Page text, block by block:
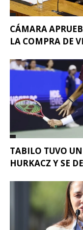
CÁMARA
LA COMPRA DE
TABILO TUVO
HURKACZ Y SE